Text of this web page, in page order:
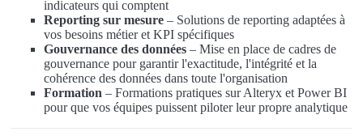
indicateurs qui comptent
Reporting sur mesure– Solutions de reporting adaptées à
vos besoins métier et KPI spécifiques
Gouvernance des données– Mise en place de cadres de
gouvernance pour garantir l'exactitude, l'intégrité et la
cohérence des données dans toute l'organisation
Formation – Formations pratiques sur Alteryx et Power BI
pour que vos équipes puissent piloter leur propre analytique